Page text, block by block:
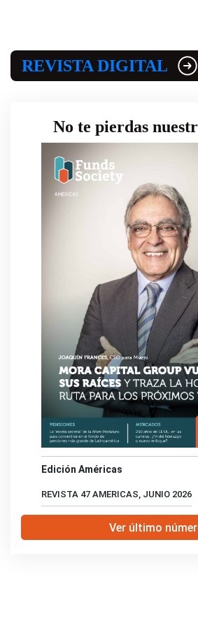
REVISTA DIGITAL
No te pierdas
Edición Américas
REVISTA 47 AMERICAS, JUNIO 2026
Ver último